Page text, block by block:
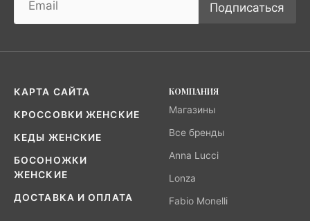
Подписаться
КАРТА САЙТА
КРОССОВКИ ЖЕНСКИЕ
КЕДЫ ЖЕНСКИЕ
БОСОНОЖКИ
ЖЕНСКИЕ
ДОСТАВКА И ОПЛАТА
КОМПАНИЯ
Магазины
Все бренды
Anna Lucci
Lonza
Fabio Monelli